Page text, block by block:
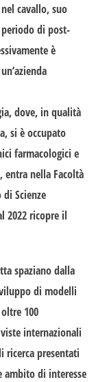
cavallo, suo
di post-
è
dove, in qualità
si è occupato
farmacologici e
nella Facoltà
Scienze
2022 ricopre il
spaziano dalla
di modelli
100
internazionali
ricerca presentati
ambito di interesse